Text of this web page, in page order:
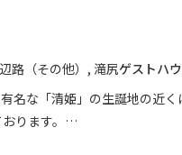
路（その他）, 滝尻ゲストハ
名な「清姫」の生誕地の近く
ります。
スで約３分、徒歩でも約20分